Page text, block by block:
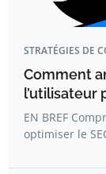
STRATÉGIES DE
Comment
l’utilisateur
EN BREF
optimiser le